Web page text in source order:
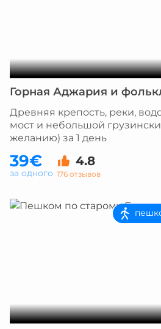
Горная Аджария и
Древняя крепость, реки,
мост и небольшой
желанию) за 1 день
39€ 4.8
176 отзывов
за одного